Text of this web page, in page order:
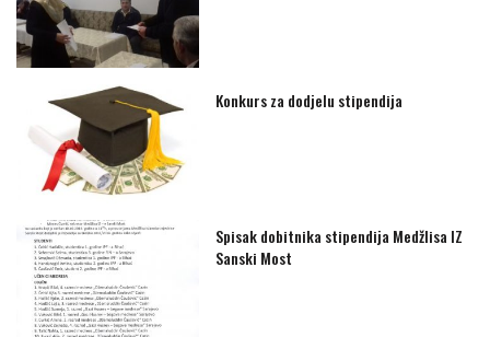
Konkurs za dodjelu stipendija
Spisak dobitnika stipendija Medžlisa IZ
Sanski Most